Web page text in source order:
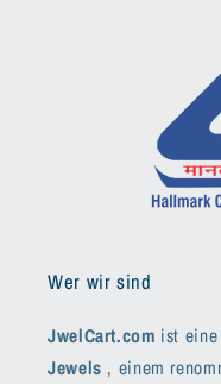
Wer wir sind
JwelCart.com ist
Jewels , einem